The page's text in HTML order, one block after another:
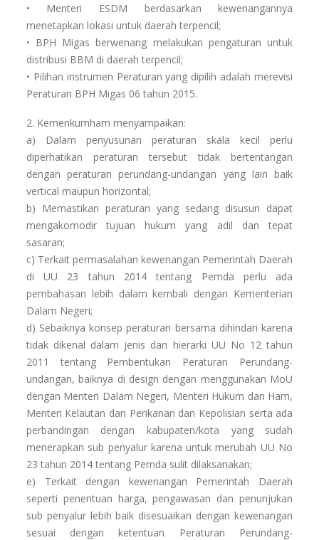
• Menteri ESDM berdasarkan kewenangannya
menetapkan lokasi untuk daerah terpencil;
• BPH Migas berwenang melakukan pengaturan untuk
distribusi BBM di daerah terpencil;
• Pilihan instrumen Peraturan yang dipilih adalah merevisi
Peraturan BPH Migas 06 tahun 2015.
2. Kemenkumham menyampaikan:
a) Dalam penyusunan peraturan skala kecil perlu
diperhatikan peraturan tersebut tidak bertentangan
dengan peraturan perundang-undangan yang lain baik
vertical maupun horizontal;
b) Memastikan peraturan yang sedang disusun dapat
mengakomodir tujuan hukum yang adil dan tepat
sasaran;
c) Terkait permasalahan kewenangan Pemerintah Daerah
di UU 23 tahun 2014 tentang Pemda perlu ada
pembahasan lebih dalam kembali dengan Kementerian
Dalam Negeri;
d) Sebaiknya konsep peraturan bersama dihindari karena
tidak dikenal dalam jenis dan hierarki UU No 12 tahun
2011 tentang Pembentukan Peraturan Perundang-
undangan, baiknya di design dengan menggunakan MoU
dengan Menteri Dalam Negeri, Menteri Hukum dan Ham,
Menteri Kelautan dan Perikanan dan Kepolisian serta ada
perbandingan dengan kabupaten/kota yang sudah
menerapkan sub penyalur karena untuk merubah UU No
23 tahun 2014 tentang Pemda sulit dilaksanakan;
e) Terkait dengan kewenangan Pemerintah Daerah
seperti penentuan harga, pengawasan dan penunjukan
sub penyalur lebih baik disesuaikan dengan kewenangan
sesuai dengan ketentuan Peraturan Perundang-